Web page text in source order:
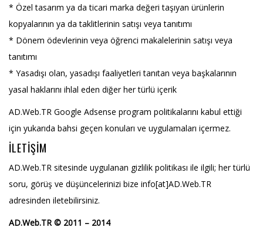
* Özel tasarım ya da ticari marka değeri taşıyan ürünlerin
kopyalarının ya da taklitlerinin satışı veya tanıtımı
* Dönem ödevlerinin veya öğrenci makalelerinin satışı veya
tanıtımı
* Yasadışı olan, yasadışı faaliyetleri tanıtan veya başkalarının
yasal haklarını ihlal eden diğer her türlü içerik
AD.Web.TR Google Adsense program politikalarını kabul ettiği
için yukarıda bahsi geçen konuları ve uygulamaları içermez.
İLETIŞIM
AD.Web.TR sitesinde uygulanan gizlilik politikası ile ilgili; her türlü
soru, görüş ve düşüncelerinizi bize info[at]AD.Web.TR
adresinden iletebilirsiniz.
AD.Web.TR © 2011 – 2014